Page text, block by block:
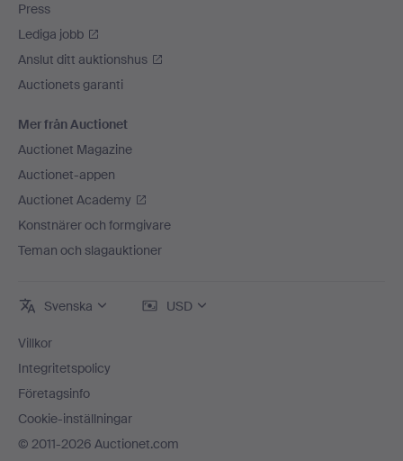
Press
Lediga jobb
Anslut ditt auktionshus
Auctionets garanti
Mer från Auctionet
Auctionet Magazine
Auctionet-appen
Auctionet Academy
Konstnärer och formgivare
Teman och slagauktioner
Svenska USD
Villkor
Integritetspolicy
Företagsinfo
Cookie-inställningar
© 2011-2026 Auctionet.com